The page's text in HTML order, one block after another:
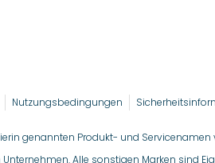
Nutzungsbedingungen
genannten Produkt- und
Alle sonstigen Marken sind